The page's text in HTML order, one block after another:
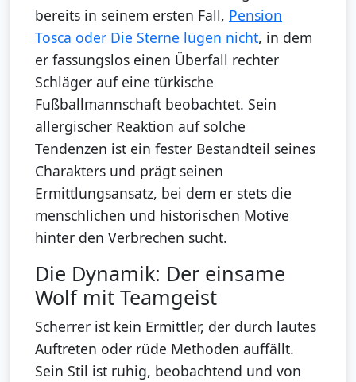
bereits in seinem ersten Fall, Pension
Tosca oder Die Sterne lügen nicht, in dem
er fassungslos einen Überfall rechter
Schläger auf eine türkische
Fußballmannschaft beobachtet. Sein
allergischer Reaktion auf solche
Tendenzen ist ein fester Bestandteil seines
Charakters und prägt seinen
Ermittlungsansatz, bei dem er stets die
menschlichen und historischen Motive
hinter den Verbrechen sucht.
Die Dynamik: Der einsame
Wolf mit Teamgeist
Scherrer ist kein Ermittler, der durch lautes
Auftreten oder rüde Methoden auffällt.
Sein Stil ist ruhig, beobachtend und von